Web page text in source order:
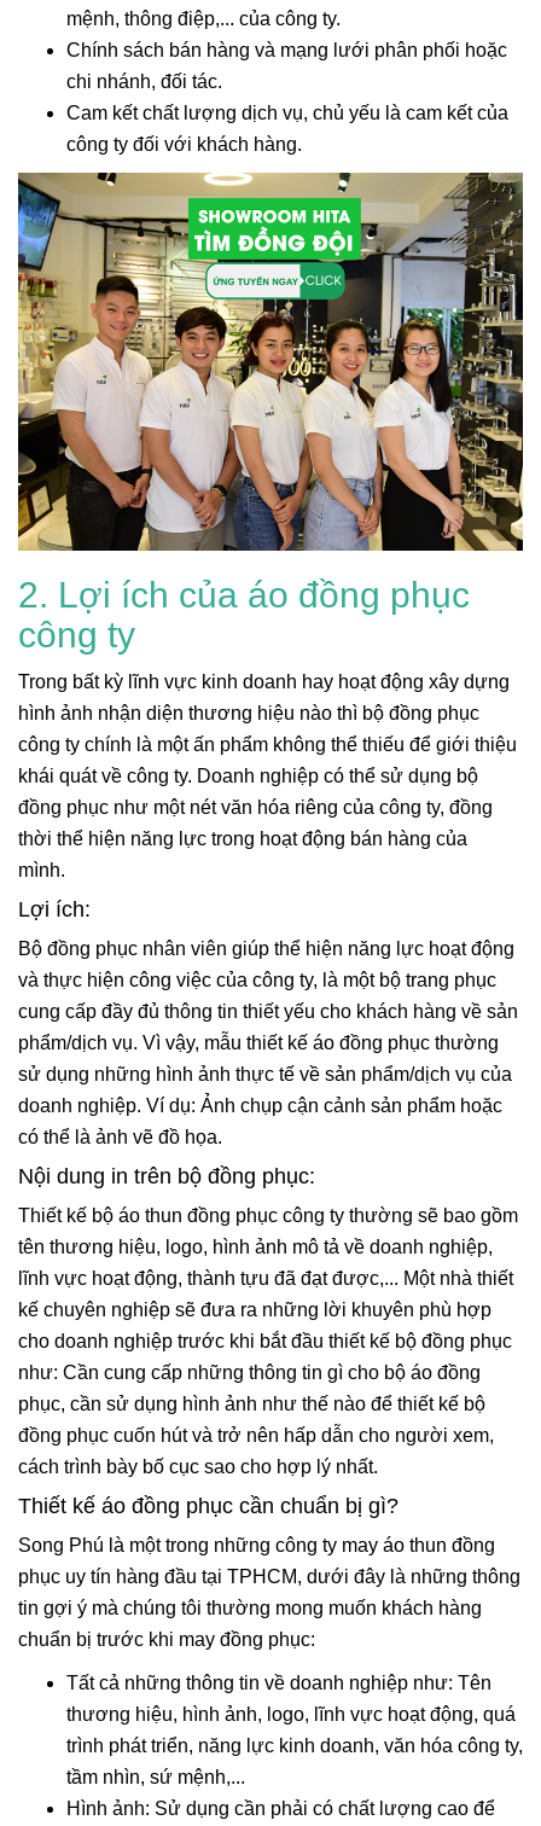
mệnh, thông điệp,... của công ty.
Chính sách bán hàng và mạng lưới phân phối hoặc
chi nhánh, đối tác.
Cam kết chất lượng dịch vụ, chủ yếu là cam kết của
công ty đối với khách hàng.
2. Lợi ích của áo đồng phục
công ty
Trong bất kỳ lĩnh vực kinh doanh hay hoạt động xây dựng
hình ảnh nhận diện thương hiệu nào thì bộ đồng phục
công ty chính là một ấn phẩm không thể thiếu để giới thiệu
khái quát về công ty. Doanh nghiệp có thể sử dụng bộ
đồng phục như một nét văn hóa riêng của công ty, đồng
thời thể hiện năng lực trong hoạt động bán hàng của
mình.
Lợi ích:
Bộ đồng phục nhân viên giúp thể hiện năng lực hoạt động
và thực hiện công việc của công ty, là một bộ trang phục
cung cấp đầy đủ thông tin thiết yếu cho khách hàng về sản
phẩm/dịch vụ. Vì vậy, mẫu thiết kế áo đồng phục thường
sử dụng những hình ảnh thực tế về sản phẩm/dịch vụ của
doanh nghiệp. Ví dụ: Ảnh chụp cận cảnh sản phẩm hoặc
có thể là ảnh vẽ đồ họa.
Nội dung in trên bộ đồng phục:
Thiết kế bộ áo thun đồng phục công ty thường sẽ bao gồm
tên thương hiệu, logo, hình ảnh mô tả về doanh nghiệp,
lĩnh vực hoạt động, thành tựu đã đạt được,... Một nhà thiết
kế chuyên nghiệp sẽ đưa ra những lời khuyên phù hợp
cho doanh nghiệp trước khi bắt đầu thiết kế bộ đồng phục
như: Cần cung cấp những thông tin gì cho bộ áo đồng
phục, cần sử dụng hình ảnh như thế nào để thiết kế bộ
đồng phục cuốn hút và trở nên hấp dẫn cho người xem,
cách trình bày bố cục sao cho hợp lý nhất.
Thiết kế áo đồng phục cần chuẩn bị gì?
Song Phú là một trong những công ty may áo thun đồng
phục uy tín hàng đầu tại TPHCM, dưới đây là những thông
tin gợi ý mà chúng tôi thường mong muốn khách hàng
chuẩn bị trước khi may đồng phục:
Tất cả những thông tin về doanh nghiệp như: Tên
thương hiệu, hình ảnh, logo, lĩnh vực hoạt động, quá
trình phát triển, năng lực kinh doanh, văn hóa công ty,
tầm nhìn, sứ mệnh,...
Hình ảnh: Sử dụng cần phải có chất lượng cao để